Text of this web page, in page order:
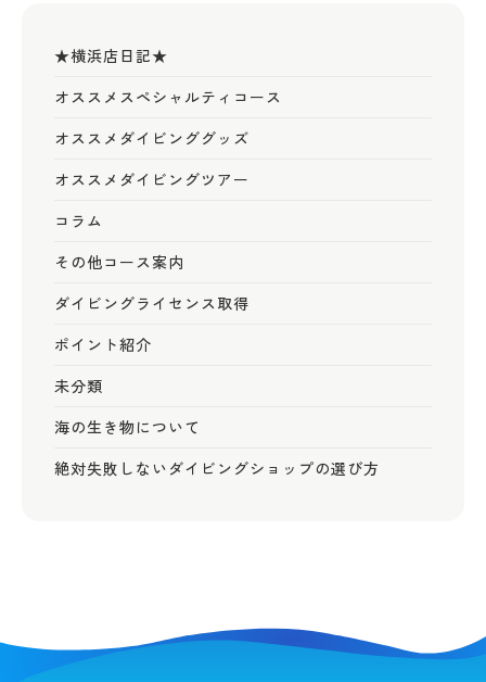
★横浜店日記★
オススメスペシャルティコース
オススメダイビンググッズ
オススメダイビングツアー
コラム
その他コース案内
ダイビングライセンス取得
ポイント紹介
未分類
海の生き物について
絶対失敗しないダイビングショップの選び方